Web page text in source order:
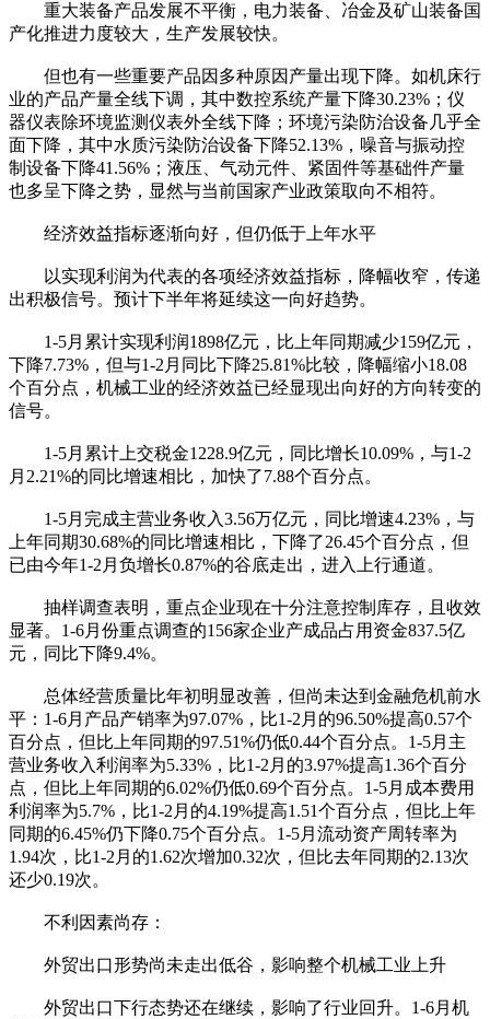
重大装备产品发展不平衡，电力装备、冶金及矿山装备国
产化推进力度较大，生产发展较快。
但也有一些重要产品因多种原因产量出现下降。如机床行
业的产品产量全线下调，其中数控系统产量下降30.23%；仪
器仪表除环境监测仪表外全线下降；环境污染防治设备几乎全
面下降，其中水质污染防治设备下降52.13%，噪音与振动控
制设备下降41.56%；液压、气动元件、紧固件等基础件产量
也多呈下降之势，显然与当前国家产业政策取向不相符。
经济效益指标逐渐向好，但仍低于上年水平
以实现利润为代表的各项经济效益指标，降幅收窄，传递
出积极信号。预计下半年将延续这一向好趋势。
1-5月累计实现利润1898亿元，比上年同期减少159亿元，
下降7.73%，但与1-2月同比下降25.81%比较，降幅缩小18.08
个百分点，机械工业的经济效益已经显现出向好的方向转变的
信号。
1-5月累计上交税金1228.9亿元，同比增长10.09%，与1-2
月2.21%的同比增速相比，加快了7.88个百分点。
1-5月完成主营业务收入3.56万亿元，同比增速4.23%，与
上年同期30.68%的同比增速相比，下降了26.45个百分点，但
已由今年1-2月负增长0.87%的谷底走出，进入上行通道。
抽样调查表明，重点企业现在十分注意控制库存，且收效
显著。1-6月份重点调查的156家企业产成品占用资金837.5亿
元，同比下降9.4%。
总体经营质量比年初明显改善，但尚未达到金融危机前水
平：1-6月产品产销率为97.07%，比1-2月的96.50%提高0.57个
百分点，但比上年同期的97.51%仍低0.44个百分点。1-5月主
营业务收入利润率为5.33%，比1-2月的3.97%提高1.36个百分
点，但比上年同期的6.02%仍低0.69个百分点。1-5月成本费用
利润率为5.7%，比1-2月的4.19%提高1.51个百分点，但比上年
同期的6.45%仍下降0.75个百分点。1-5月流动资产周转率为
1.94次，比1-2月的1.62次增加0.32次，但比去年同期的2.13次
还少0.19次。
不利因素尚存：
外贸出口形势尚未走出低谷，影响整个机械工业上升
外贸出口下行态势还在继续，影响了行业回升。1-6月机